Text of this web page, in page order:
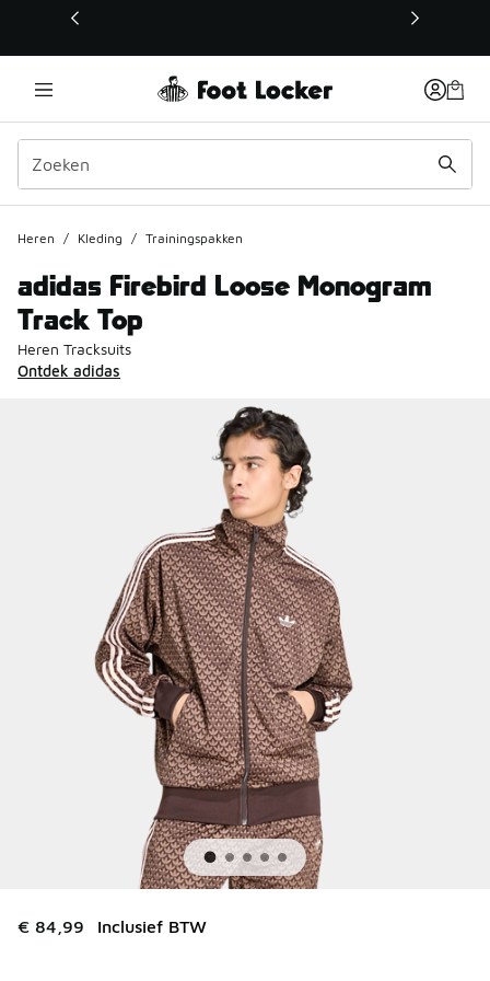
Deze link wordt geopend in een nieuw venster
Heren / Kleding / Trainingspakken
adidas Firebird Loose Monogram
Track Top
Heren Tracksuits
Ontdek adidas
€ 84,99 Inclusief BTW